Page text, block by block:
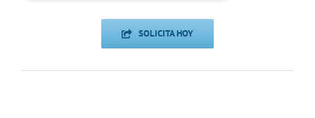
SOLICITA HOY